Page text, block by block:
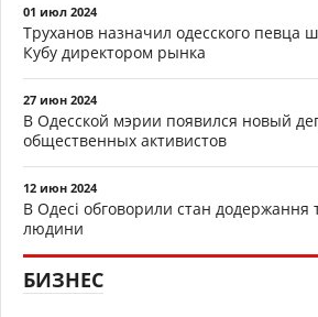
01 июл 2024
Труханов назначил одесского певца
Кубу директором рынка
27 июн 2024
В Одесской мэрии появился новый
общественных активистов
12 июн 2024
В Одесі обговорили стан додержання
людини
БИЗНЕС